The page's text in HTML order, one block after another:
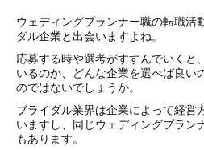
ウェディングプランナー職の転職活
ダル企業と出会いますよね。
応募する時や選考がすすんでいくと
いるのか、どんな企業を選べば良い
のではないでしょうか。
ブライダル業界は企業によって経営
いますし、同じウェディングプラン
もあります。